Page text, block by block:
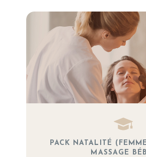
PACK NATALITÉ
MASSAGE